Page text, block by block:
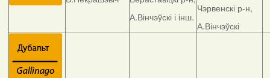
А.Вінчэўскі і інш.
Чэрвенскі р-н,
А.Вінчэўскі